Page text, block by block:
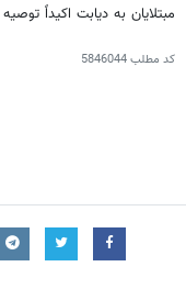
مبتلایان به دیابت اکیداً
کد مطلب5846044